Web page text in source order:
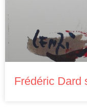
Frédéric Dard